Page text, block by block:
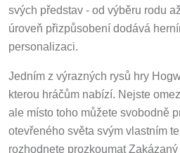
svých představ - od výběru rodu
úroveň přizpůsobení dodává
personalizaci.
Jedním z výrazných rysů hry
kterou hráčům nabízí. Nejste
ale místo toho můžete svobodně
otevřeného světa svým vlastním
rozhodnete prozkoumat